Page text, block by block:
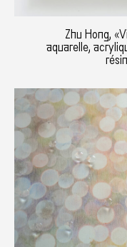
Zhu Hong,
aquarelle,